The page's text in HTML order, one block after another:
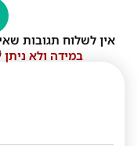
אין לשלוח תגובות
במידה ולא